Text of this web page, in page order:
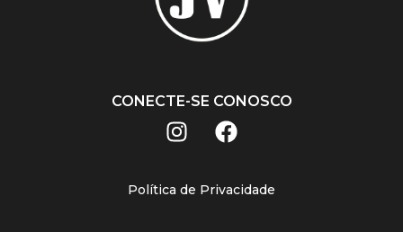
CONECTE-SE CONOSCO
Política de Privacidade